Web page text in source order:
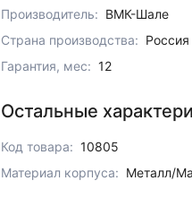
Производитель: ВМК-Шале
Страна производства: Россия
Гарантия, мес: 12
Остальные
Код товара: 10805
Материал корпуса: Металл/